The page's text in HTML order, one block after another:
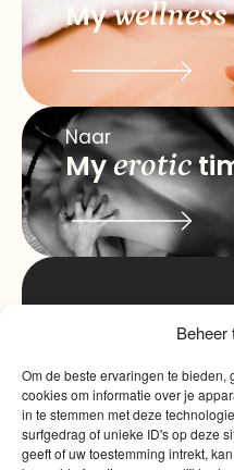
Beheer
Om de beste ervaringen te
cookies om informatie over je
in te stemmen met deze
surfgedrag of unieke ID's op deze
geeft of uw toestemming intrekt,
Mywellness
Naar
Myerotic
time